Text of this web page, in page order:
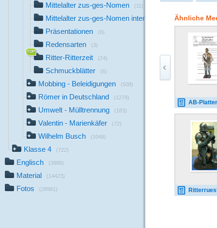
Mittelalter zus-ges-Nomen (11)
Mittelalter zus-ges-Nomen interaktiv
Präsentationen (6)
Redensarten (3)
Ritter-Ritterzeit (24)
Schmuckblätter (6)
Mobbing - Beleidigungen (508)
Römer in Deutschland (1279)
Umwelt - Mülltrennung (183)
Valentin - Marienkäfer (72)
Wilhelm Busch (1048)
Klasse 4 (722)
Englisch (3988)
Material (14423)
Fotos (28981)
Ähnliche
AB-